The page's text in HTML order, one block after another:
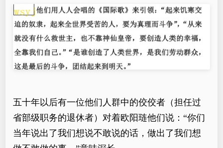
五十年以后有一位他们人群中的佼佼者（担任过
省部级职务的退休者）对着欧阳琏他们说：“你们
当年说出了我们想说不敢说的话，做出了我们想